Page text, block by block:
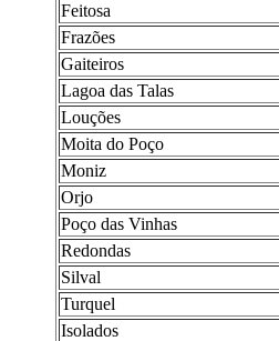
Feitosa
Frazões
Gaiteiros
Lagoa das Talas
Louções
Moita do Poço
Moniz
Orjo
Poço das Vinhas
Redondas
Silval
Turquel
Isolados